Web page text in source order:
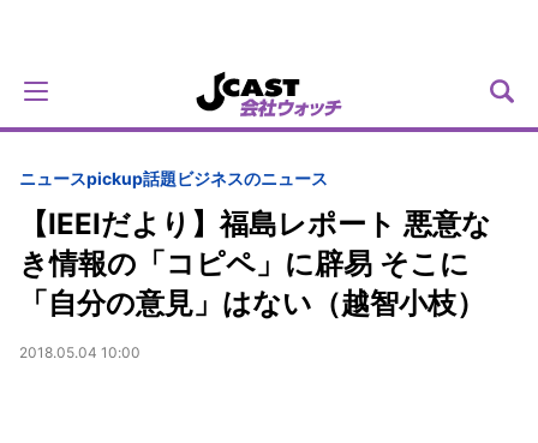
ニュースpickup話題ビジネスのニュース
【IEEIだより】福島レポート 悪意な
き情報の「コピペ」に辟易 そこに
「自分の意見」はない（越智小枝）
2018.05.04 10:00